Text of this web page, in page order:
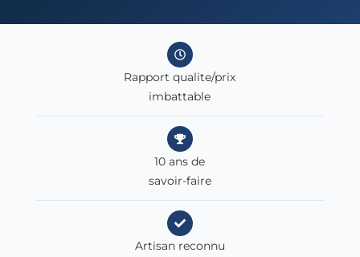
Rapport qualite/prix
imbattable
10 ans de
savoir-faire
Artisan reconnu